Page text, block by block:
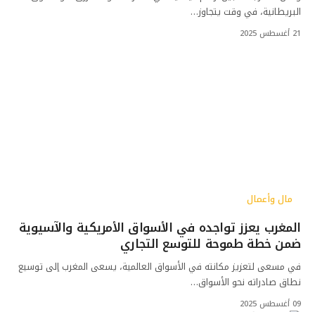
البريطانية، في وقت يتجاوز…
21 أغسطس 2025
مال وأعمال
المغرب يعزز تواجده في الأسواق الأمريكية والآسيوية
ضمن خطة طموحة للتوسع التجاري
في مسعى لتعزيز مكانته في الأسواق العالمية، يسعى المغرب إلى توسيع
نطاق صادراته نحو الأسواق…
09 أغسطس 2025